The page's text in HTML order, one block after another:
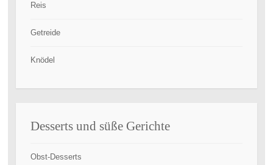
Reis
Getreide
Knödel
Desserts und süße Gerichte
Obst-Desserts